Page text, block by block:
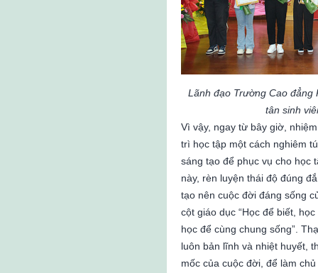
Lãnh đạo Trường Cao đẳng
tân sinh
Vì vậy, ngay từ bây giờ,
trì học tập một cách nghiêm
sáng tạo để phục vụ cho học
này, rèn luyện thái độ đúng
tạo nên cuộc đời đáng sống
cột giáo dục “Học để biết,
học để cùng chung sống”.
luôn bản lĩnh và nhiệt huyết,
mốc của cuộc đời, để làm